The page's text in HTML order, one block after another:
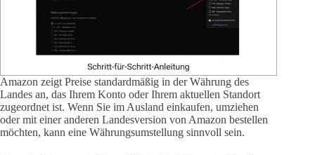
Amazon zeigt Preise standardmäßig in der Währung des
Landes an, das Ihrem Konto oder Ihrem aktuellen Standort
zugeordnet ist. Wenn Sie im Ausland einkaufen, umziehen
oder mit einer anderen Landesversion von Amazon bestellen
möchten, kann eine Währungsumstellung sinnvoll sein.